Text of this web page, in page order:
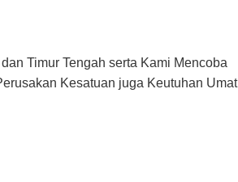
Timur Tengah serta Kami Mencoba
Kesatuan juga Keutuhan Umat